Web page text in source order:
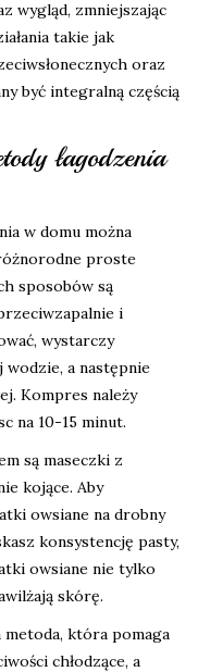
wygląd, zmniejszając
takie jak
oraz
być integralną częścią
łagodzenia
w domu można
proste
sposobów są
i
wystarczy
a następnie
Kompres należy
na 10-15 minut.
są maseczki z
kojące. Aby
owsiane na drobny
konsystencję pasty,
owsiane nie tylko
skórę.
która pomaga
chłodzące, a